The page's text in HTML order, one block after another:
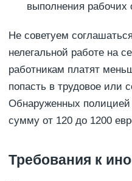
выполнения рабочих
Не советуем
нелегальной работе на
работникам платят
попасть в трудовое или
Обнаруженных
сумму от 120 до 1200
Требования к